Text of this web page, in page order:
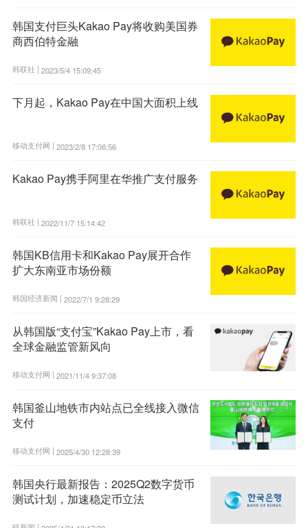
韩国支付巨头Kakao Pay将收购美国券
商西伯特金融
韩联社 | 2023/5/4 15:09:45
下月起，Kakao Pay在中国大面积上线
移动支付网 | 2023/2/8 17:06:56
Kakao Pay携手阿里在华推广支付服务
韩联社 | 2022/11/7 15:14:42
韩国KB信用卡和Kakao Pay展开合作
扩大东南亚市场份额
韩国经济新闻 | 2022/7/1 9:28:29
从韩国版“支付宝”Kakao Pay上市，看
全球金融监管新风向
移动支付网 | 2021/11/4 9:37:08
韩国釜山地铁市内站点已全线接入微信
支付
移动支付网 | 2025/4/30 12:28:39
韩国央行最新报告：2025Q2数字货币
测试计划，加速稳定币立法